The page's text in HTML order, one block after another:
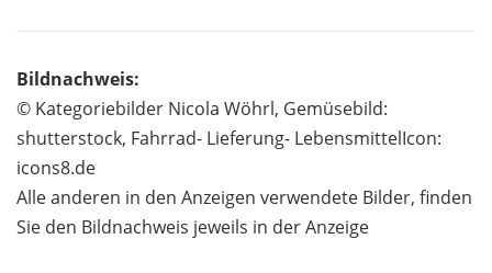
Bildnachweis:
© Kategoriebilder Nicola Wöhrl, Gemüsebild:
shutterstock, Fahrrad- Lieferung- LebensmittelIcon:
icons8.de
Alle anderen in den Anzeigen verwendete Bilder, finden
Sie den Bildnachweis jeweils in der Anzeige